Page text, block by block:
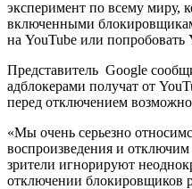
эксперимент по всему миру,
включенными
на YouTube или попробовать
Представитель Google
адблокерами получат от
перед отключением
«Мы очень серьезно
воспроизведения и отключим
зрители игнорируют
отключении блокировщиков